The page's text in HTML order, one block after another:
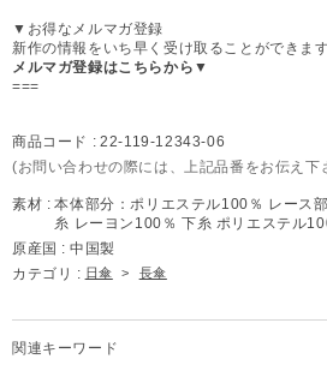
▼お得なメルマガ登録
新作の情報をいち早く受け取ることができます
メルマガ登録はこちらから▼
===
商品コード : 22-119-12343-06
(お問い合わせの際には、上記品番をお伝え下
素材 : 本体部分：ポリエステル100％ レース
糸 レーヨン100％ 下糸 ポリエステル
原産国 : 中国製
カテゴリ : 日傘 > 長傘
関連キーワード